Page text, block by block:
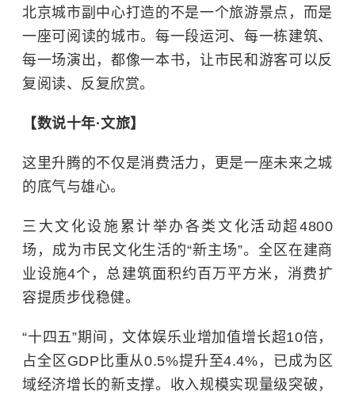
北京城市副中心打造的不是一个旅游景点，而是
一座可阅读的城市。每一段运河、每一栋建筑、
每一场演出，都像一本书，让市民和游客可以反
复阅读、反复欣赏。
【数说十年·文旅】
这里升腾的不仅是消费活力，更是一座未来之城
的底气与雄心。
三大文化设施累计举办各类文化活动超4800
场，成为市民文化生活的“新主场”。全区在建商
业设施4个，总建筑面积约百万平方米，消费扩
容提质步伐稳健。
“十四五”期间，文体娱乐业增加值增长超10倍，
占全区GDP比重从0.5%提升至4.4%，已成为区
域经济增长的新支撑。收入规模实现量级突破，